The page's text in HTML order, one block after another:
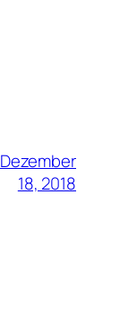
Dezember
18, 2018